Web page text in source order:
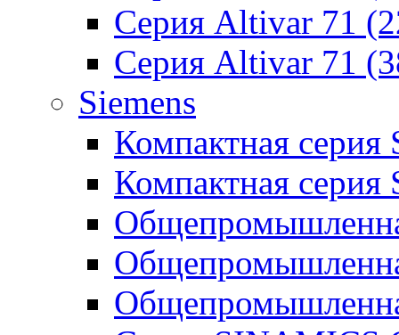
Серия Altivar 71
Серия Altivar 71
Siemens
Компактная
Компактная